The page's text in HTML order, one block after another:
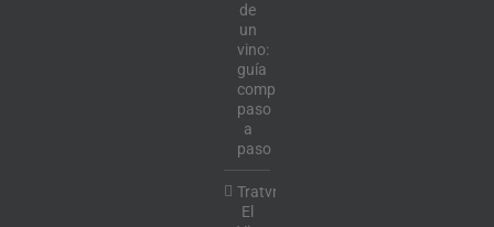
de
un
vino:
guía
completa
paso
a
paso
Tratvm:
El